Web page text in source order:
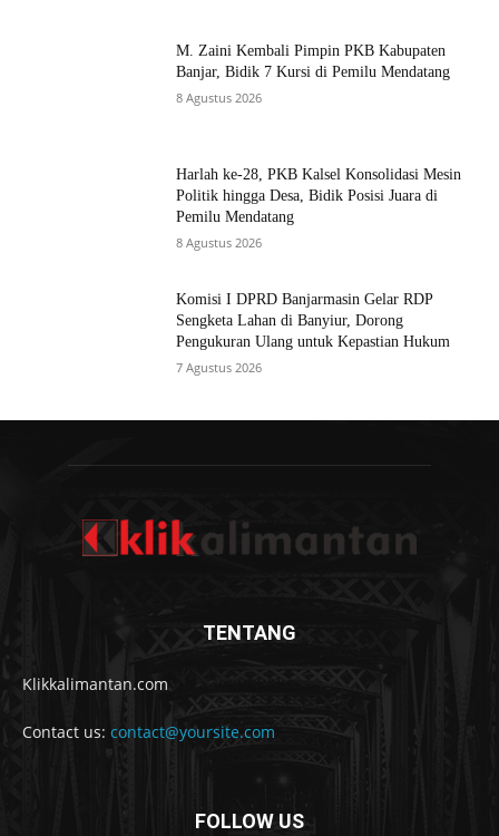
M. Zaini Kembali Pimpin PKB Kabupaten
Banjar, Bidik 7 Kursi di Pemilu Mendatang
8 Agustus 2026
Harlah ke-28, PKB Kalsel Konsolidasi Mesin
Politik hingga Desa, Bidik Posisi Juara di
Pemilu Mendatang
8 Agustus 2026
Komisi I DPRD Banjarmasin Gelar RDP
Sengketa Lahan di Banyiur, Dorong
Pengukuran Ulang untuk Kepastian Hukum
7 Agustus 2026
TENTANG
Klikkalimantan.com
Contact us: contact@yoursite.com
FOLLOW US